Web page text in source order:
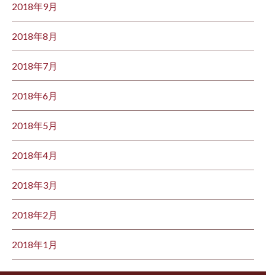
2018年9月
2018年8月
2018年7月
2018年6月
2018年5月
2018年4月
2018年3月
2018年2月
2018年1月